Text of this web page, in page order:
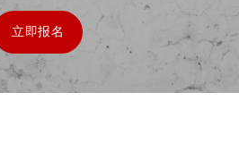
立即报名